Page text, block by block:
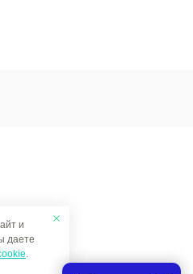
и
даете
.